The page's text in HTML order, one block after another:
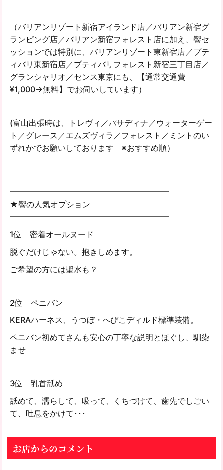
（バリアンリゾート新宿アイランド店／バリアン新宿グ
ランピング店／バリアン新宿フォレスト店に加え、響セ
ッションでは特別に、バリアンリゾート東新宿店／プテ
ィバリ東新宿店／プティバリフォレスト新宿三丁目店／
グランシャリオ／センス東京にも、【通常交通費
¥1,000→無料】でお伺いしています）
(富山出張時は、トレヴィ／パサディナ／ウォーターゲー
ト／グレース／エムズヴィラ／フォレスト／ミントのい
ずれかでお願いしております ※おすすめ順）
━━━━━━━━━━━━━━━━━━━━
★響の人気オプション
━━━━━━━━━━━━━━━━━━━━
1位 密着オールヌード
脱ぐだけじゃない。抱きしめます。
ご希望の方には聖水も？
2位 ペニバン
KERAハーネス、うつぼ・へびこディルド標準装備。
ペニバン初めてさんも安心の丁寧な説明とほぐし、馴染
ませ
3位 乳首舐め
舐めて、濡らして、吸って、くちづけて、歯先でしごい
て、吐息をかけて･･･
お店からのコメント